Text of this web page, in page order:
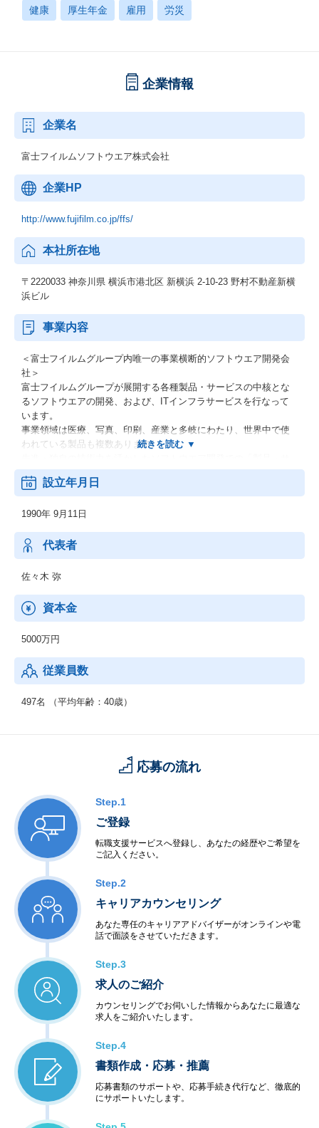
健康 厚生年金 雇用 労災
企業情報
企業名
富士フイルムソフトウエア株式会社
企業HP
http://www.fujifilm.co.jp/ffs/
本社所在地
〒2220033 神奈川県 横浜市港北区 新横浜 2-10-23 野村不動産新横
浜ビル
事業内容
＜富士フイルムグループ内唯一の事業横断的ソフトウエア開発会
社＞
富士フイルムグループが展開する各種製品・サービスの中核とな
るソフトウエアの開発、および、ITインフラサービスを行なって
います。
事業領域は医療、写真、印刷、産業と多岐にわたり、世界中で使
われている製品も複数あります。
ービスの創造」を通して、
様々な分野で世界中の人々の豊かな生活と富士フイルムグループ
～主な事業領域（製品・サービス）～
①ヘルスケア（医療機器、医療ITソリューション、調剤監査支援
システム）
②フォトイメージング（フォトプリントシステム、ネットプリン
③映像（デジタルカメラ、放送用TVレンズ、監視カメラ）
④印刷・産業（印刷ワークフロー、インクジェットデジタル印刷
上記の他、基盤技術としてAI・画像処理技術、ITインフラ技術
（クラウド、セキュリティ）、デジタル信号処理技術（FPGA、G
PU等）にも携わっています。
富士フイルムが誇る高品質な製品づくりで培ってきた高い技術力
設立年月日
1990年 9月11日
代表者
佐々木 弥
資本金
5000万円
従業員数
497名 （平均年齢：40歳）
応募の流れ
Step.1
ご登録
転職支援サービスへ登録し、あなたの経歴やご希望を
ご記入ください。
Step.2
キャリアカウンセリング
あなた専任のキャリアアドバイザーがオンラインや電
話で面談をさせていただきます。
Step.3
求人のご紹介
カウンセリングでお伺いした情報からあなたに最適な
求人をご紹介いたします。
Step.4
書類作成・応募・推薦
応募書類のサポートや、応募手続き代行など、徹底的
にサポートいたします。